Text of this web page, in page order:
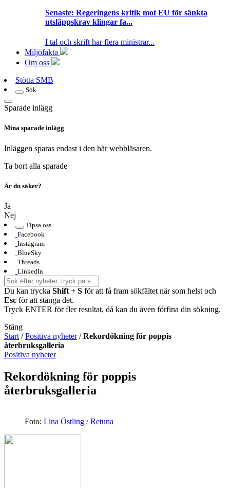
Senaste: Regeringens kritik mot EU för sänkta
utsläppskrav klingar fa...
I tal och skrift har flera ministrar...
Miljöfakta
Om oss
Stötta SMB
Sök
Sparade inlägg
Mina sparade inlägg
Inläggen sparas endast i den här webbläsaren.
Ta bort alla sparade
Är du säker?
Ja
Nej
Tipsa oss
Facebook
Instagram
BlueSky
Threads
LinkedIn
Du kan trycka Shift + S för att få fram sökfältet när som helst och
Esc för att stänga det.
Tryck ENTER för fler resultat, då kan du även förfina din sökning.
Stäng
Start /Positiva nyheter/Rekordökning för poppis
återbruksgalleria
Positiva nyheter
Rekordökning för poppis
återbruksgalleria
Foto: Lina Östling / Retuna